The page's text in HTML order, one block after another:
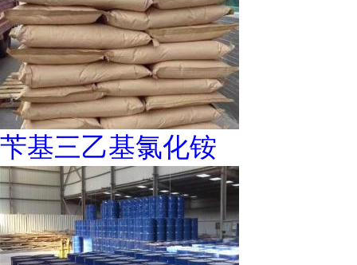
苄基三乙基氯化铵